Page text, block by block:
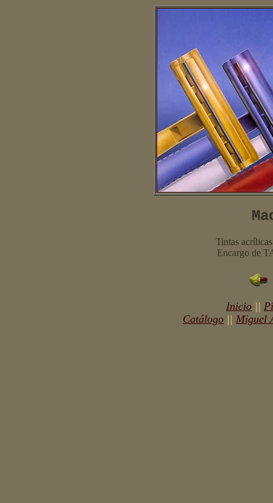
Tintas
Encargo de
Inicio ||
Catálogo || Miguel